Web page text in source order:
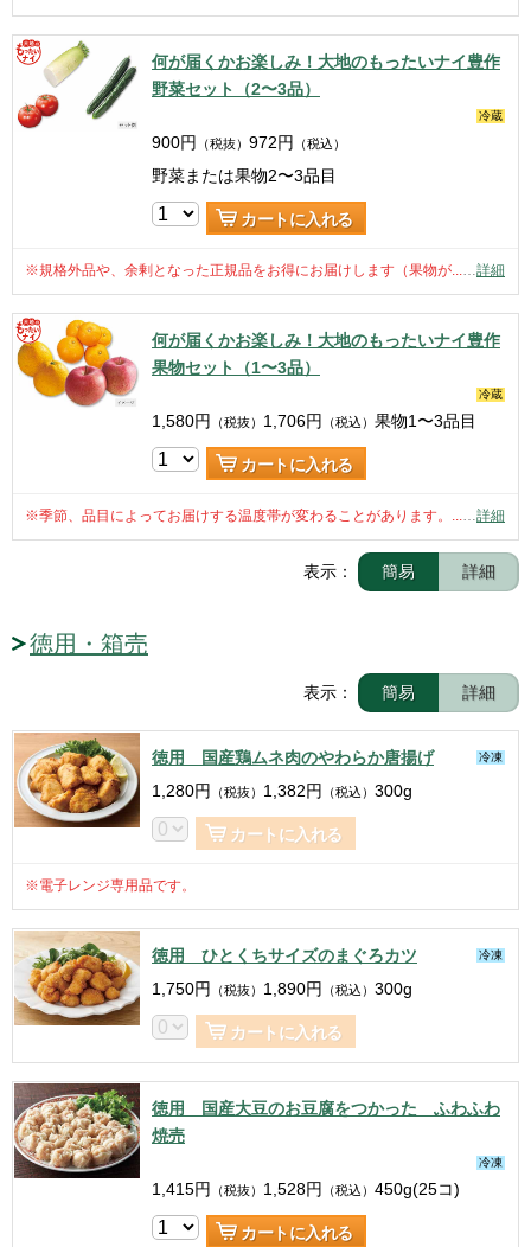
何が届くかお楽しみ！大地のもったいナイ豊作
野菜セット（2〜3品）
冷蔵
900円 （税抜） 972円 （税込）
野菜または果物2〜3品目
カートに入れる
※規格外品や、余剰となった正規品をお得にお届けします（果物が...…詳細
何が届くかお楽しみ！大地のもったいナイ豊作
果物セット（1〜3品）
冷蔵
1,580円 （税抜） 1,706円 （税込） 果物1〜3品目
カートに入れる
※季節、品目によってお届けする温度帯が変わることがあります。...…詳細
表示： 簡易 詳細
徳用・箱売
表示： 簡易 詳細
徳用 国産鶏ムネ肉のやわらか唐揚げ 冷凍
1,280円 （税抜） 1,382円 （税込） 300g
カートに入れる
※電子レンジ専用品です。
徳用 ひとくちサイズのまぐろカツ 冷凍
1,750円 （税抜） 1,890円 （税込） 300g
カートに入れる
徳用 国産大豆のお豆腐をつかった ふわふわ
焼売
冷凍
1,415円 （税抜） 1,528円 （税込） 450g(25コ)
カートに入れる